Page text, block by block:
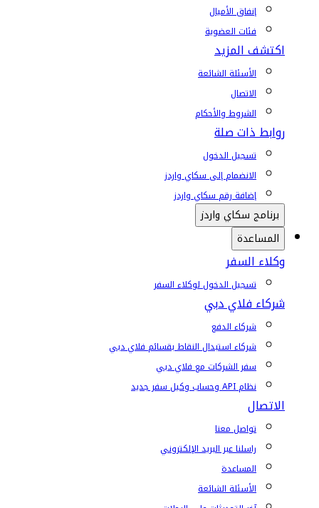
إنفاق الأميال
فئات العضوية
اكتشف المزيد
الأسئلة الشائعة
الاتصال
الشروط والأحكام
روابط ذات صلة
تسجيل الدخول
الانضمام إلى سكاي واردز
إضافة رقم سكاي واردز
برنامج سكاي واردز
المساعدة
وكلاء السفر
تسجيل الدخول لوكلاء السفر
شركاء فلاي دبي
شركاء الدفع
شركاء استبدال النقاط بقسائم فلاي دبي
سفر الشركات مع فلاي دبي
نظام API وحساب وكيل سفر جديد
الاتصال
تواصل معنا
راسلنا عبر البريد الإلكتروني
المساعدة
الأسئلة الشائعة